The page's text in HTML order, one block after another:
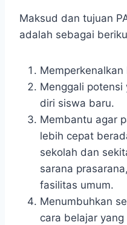
Maksud dan tujuan
adalah sebagai
Menggali
diri siswa baru.
Membantu agar
lebih cepat
sekolah dan
sarana
fasilitas umum.
Menumbuhkan
cara belajar